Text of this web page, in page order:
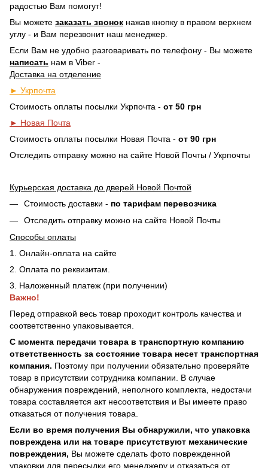
радостью Вам помогут!
Вы можете заказать звонок нажав кнопку в правом верхнем
углу - и Вам перезвонит наш менеджер.
Если Вам не удобно разговаривать по телефону - Вы можете
написать нам в Viber -
Доставка на отделение
► Укрпочта
Стоимость оплаты посылки Укрпочта - от 50 грн
► Новая Почта
Стоимость оплаты посылки Новая Почта - от 90 грн
Отследить отправку можно на сайте Новой Почты / Укрпочты
Курьерская доставка до дверей Новой Почтой
Стоимость доставки - по тарифам перевозчика
Отследить отправку можно на сайте Новой Почты
Способы оплаты
1. Онлайн-оплата на сайте
2. Оплата по реквизитам.
3. Наложенный платеж (при получении)
Важно!
Перед отправкой весь товар проходит контроль качества и
соответственно упаковывается.
С момента передачи товара в транспортную компанию
ответственность за состояние товара несет транспортная
компания. Поэтому при получении обязательно проверяйте
товар в присутствии сотрудника компании. В случае
обнаружения повреждений, неполного комплекта, недостачи
товара составляется акт несоответствия и Вы имеете право
отказаться от получения товара.
Если во время получения Вы обнаружили, что упаковка
повреждена или на товаре присутствуют механические
повреждения, Вы можете сделать фото поврежденной
упаковки для пересылки его менеджеру и отказаться от